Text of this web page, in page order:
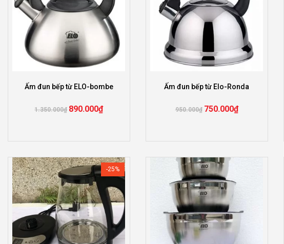
Ấm đun bếp từ ELO-bombe
1.350.000₫ 890.000₫
Ấm đun bếp từ Elo-Ronda
950.000₫ 750.000₫
-25%